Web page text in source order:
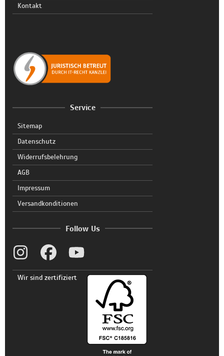
Kontakt
Service
Sitemap
Datenschutz
Widerrufsbelehrung
AGB
Impressum
Versandkonditionen
Follow Us
Wir sind zertifiziert